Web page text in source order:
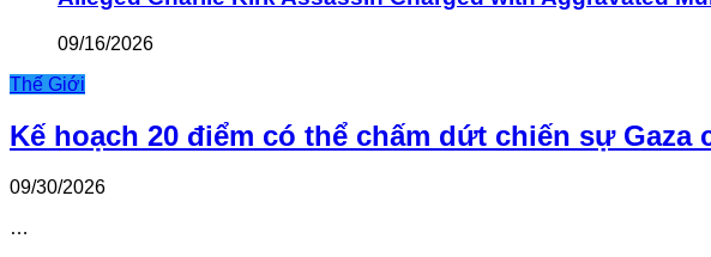
09/16/2026
Thế Giới
Kế hoạch 20 điểm có thể chấm dứt chiến sự Gaza
09/30/2026
…